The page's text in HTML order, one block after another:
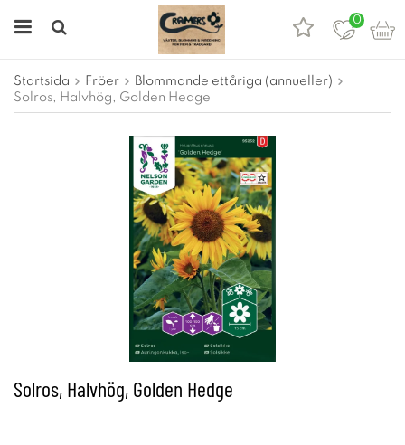
0
Startsida Fröer
Blommande ettåriga (annueller)
Solros, Halvhög, Golden Hedge
Solros, Halvhög, Golden Hedge